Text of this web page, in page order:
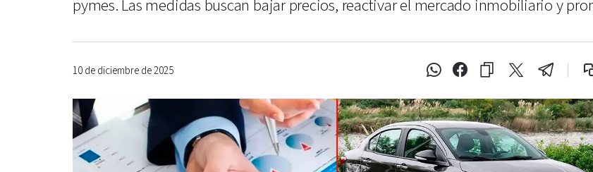
pymes. Las medidas buscan bajar precios, reactivar el mercado inmobiliario y
10 de diciembre de 2025